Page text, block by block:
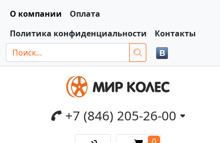
О компании
Оплата
Политика конфиденциальности
Контакты
+7 (846) 205-26-00